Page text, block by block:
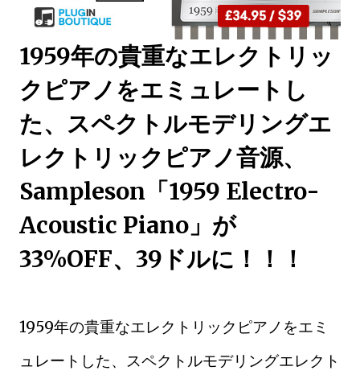
1959年の貴重なエレクトリッ
クピアノをエミュレートし
た、スペクトルモデリングエ
レクトリックピアノ音源、
Sampleson「1959 Electro-
Acoustic Piano」が
33%OFF、39ドルに！！！
1959年の貴重なエレクトリックピアノをエミ
ュレートした、スペクトルモデリングエレクト